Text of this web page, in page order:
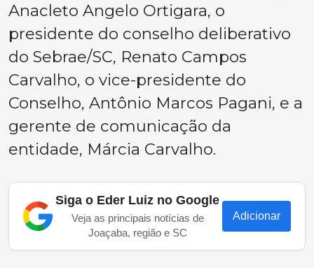
Anacleto Angelo Ortigara, o
presidente do conselho deliberativo
do Sebrae/SC, Renato Campos
Carvalho, o vice-presidente do
Conselho, Antônio Marcos Pagani, e a
gerente de comunicação da
entidade, Márcia Carvalho.
Siga o Eder Luiz no Google
Veja as principais notícias de
Joaçaba, região e SC
Adicionar